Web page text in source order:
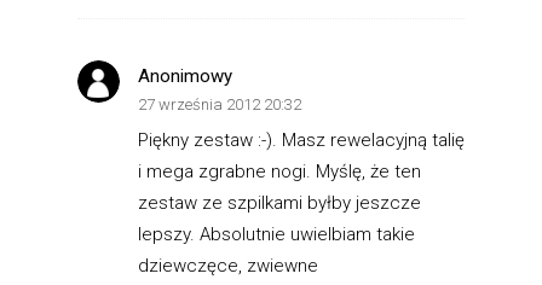
Anonimowy
27 września 2012 20:32
Piękny zestaw :-). Masz rewelacyjną talię
i mega zgrabne nogi. Myślę, że ten
zestaw ze szpilkami byłby jeszcze
lepszy. Absolutnie uwielbiam takie
dziewczęce, zwiewne